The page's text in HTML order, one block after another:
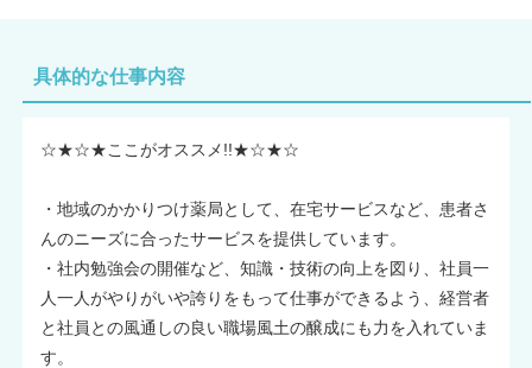
具体的な仕事内容
☆★☆★ここがオススメ!!★☆★☆
・地域のかかりつけ薬局として、在宅サービスなど、患者さ
んのニーズに合ったサービスを提供しています。
・社内勉強会の開催など、知識・技術の向上を図り、社員一
人一人がやりがいや誇りをもって仕事ができるよう、経営者
と社員との風通しの良い職場風土の醸成にも力を入れていま
す。